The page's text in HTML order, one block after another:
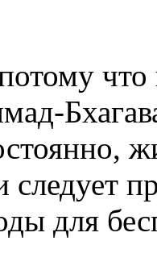
следует
для